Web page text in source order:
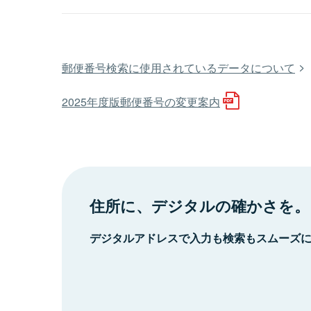
郵便番号検索に使用されているデータについて
2025年度版郵便番号の変更案内
住所に、デジタルの確かさを。
デジタルアドレスで入力も検索もスムーズ